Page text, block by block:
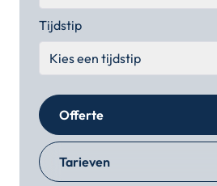
Tijdstip
Offerte
Tarieven